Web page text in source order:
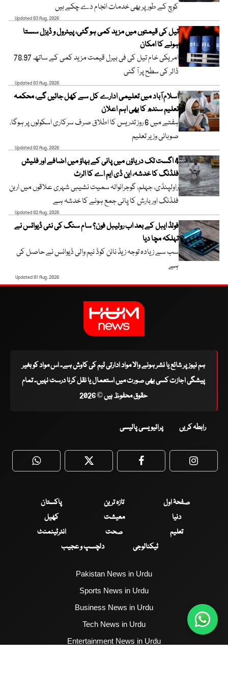
کوچ کے طور پر بھی خدمات انجام دے چکے ہیں
Updated 03 Aug, 2026
تیل کی قیمتوں میں مزید کمی ہو گئی، پیٹرول و ڈیزل سستا
ہونے کا امکان
امریکی خام تیل کی فی بیرل قیمت مزید کمی کے ساتھ 78.97
ڈالر کی سطح پر آ گئی
Updated 03 Aug, 2026
اسلام آباد میں تعلیمی ادارے کل سے کھل جائیں گے، محکمہ
تعلیم سندھ کا بھی اہم اعلان
ہفتے میں 6 روز تدریس کا اطلاق صرف سرکاری اسکولوں پر ہوگا،
صوبائی وزیر تعلیم
Updated 02 Aug, 2026
4 اگست تک دریاؤں میں پانی کے بہاؤ میں اضافے اور فلیش
فلڈنگ کا خدشہ، این ڈی ایم اے کا الرٹ
راولپنڈی، جہلم، گوجرانوالہ سمیت نشیبی شہری علاقوں میں اربن
فلڈنگ اور بارش کا پانی جمع ہونے کا خدشہ ہے
Updated 02 Aug, 2026
فولڈ ایبل کے بعد اب رولیبل فون؟ سام سنگ کی نئی ڈیوائس نے
تہلکہ مچا دیا
سب سے زیادہ توجہ زیڈ نائن کوڈ نیم والی ڈیوائس نے حاصل کی
ہے
Updated 01 Aug, 2026
ہم نیوز پر شائع یا نشر ہونے والا مواد ادارتی ٹیم کی کاوش ہے۔ اس مواد کو بغیر
پیشگی اجازت کسی بھی صورت میں استعمال یا نقل کرنا درست نہیں۔ تمام
حقوق محفوظ ہیں © 2026
رابطہ کریں پرائیویسی پالیسی
WhatsApp Twitter Facebook
صفحۂ اول تازہ ترین
پاکستان
دنیا
معیشت
کھیل
تعلیم
صحت
انٹرٹینمنٹ
ٹیکنالوجی
دلچسپ و عجیب
Pakistan News in Urdu
Sports News in Urdu
Business News in Urdu
Tech News in Urdu
Entertainment News in Urdu